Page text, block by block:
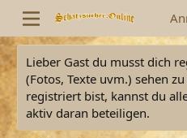
Lieber Gast du musst dich
(Fotos, Texte uvm.) sehen
registriert bist, kannst du
aktiv daran beteiligen.